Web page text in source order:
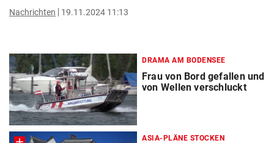
Nachrichten 19.11.2024 11:13
DRAMA AM BODENSEE
Frau von Bord gefallen und
von Wellen verschluckt
ASIA-PLÄNE STOCKEN